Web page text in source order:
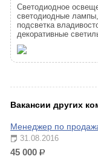
Светодиодное
светодиодные
подсветка
декоративные
Вакансии других
Менеджер по
31.08.2016
45 000 р.